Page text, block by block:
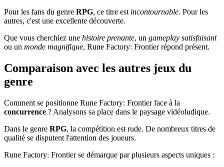
Pour les fans du genre RPG, ce titre est incontournable. Pour les
autres, c'est une excellente découverte.
Que vous cherchiez une histoire prenante, un gameplay satisfaisant
ou un monde magnifique, Rune Factory: Frontier répond présent.
Comparaison avec les autres jeux du
genre
Comment se positionne Rune Factory: Frontier face à la
concurrence ? Analysons sa place dans le paysage vidéoludique.
Dans le genre RPG, la compétition est rude. De nombreux titres de
qualité se disputent l'attention des joueurs.
Rune Factory: Frontier se démarque par plusieurs aspects uniques :